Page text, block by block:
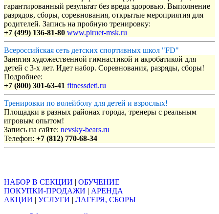
гарантированный результат без вреда здоровью. Выполнение
разрядов, сборы, соревнования, открытые мероприятия для
родителей. Запись на пробную тренировку:
+7 (499) 136-81-80 www.piruet-msk.ru
Всероссийская сеть детских спортивных школ "FD"
Занятия художественной гимнастикой и акробатикой для
детей с 3-х лет. Идет набор. Соревнования, разряды, сборы!
Подробнее:
+7 (800) 301-63-41 fitnessdeti.ru
Тренировки по волейболу для детей и взрослых!
Площадки в разных районах города, тренеры с реальным
игровым опытом!
Запись на сайте: nevsky-bears.ru
Телефон: +7 (812) 770-68-34
НАБОР В СЕКЦИИ | ОБУЧЕНИЕ
ПОКУПКИ-ПРОДАЖИ | АРЕНДА
АКЦИИ | УСЛУГИ | ЛАГЕРЯ, СБОРЫ